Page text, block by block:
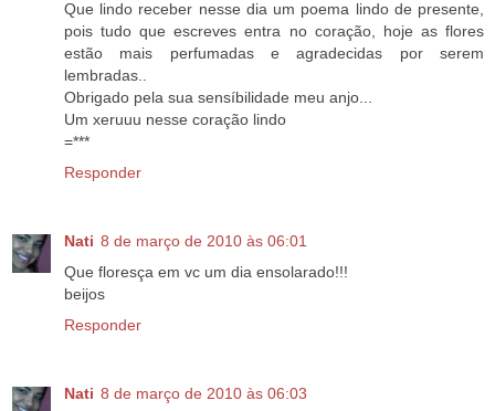
Que lindo receber nesse dia um poema lindo de presente,
pois tudo que escreves entra no coração, hoje as flores
estão mais perfumadas e agradecidas por serem
lembradas..
Obrigado pela sua sensíbilidade meu anjo...
Um xeruuu nesse coração lindo
=***
Responder
Nati 8 de março de 2010 às 06:01
Que floresça em vc um dia ensolarado!!!
beijos
Responder
Nati 8 de março de 2010 às 06:03